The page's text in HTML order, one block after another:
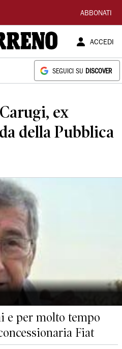
ABBONATI
ACCEDI
SEGUICI SU DISCOVER
ex
della Pubblica
e per molto tempo
Fiat